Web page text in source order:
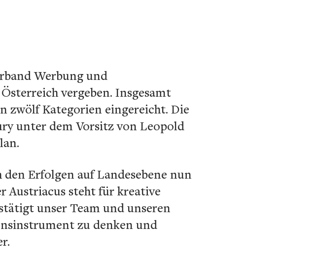
Werbung und
vergeben. Insgesamt
zwölf Kategorien eingereicht. Die
unter dem Vorsitz von Leopold
Erfolgen auf Landesebene nun
Austriacus steht für kreative
unser Team und unseren
zu denken und